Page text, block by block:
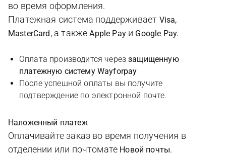
во время оформления.
Платежная система поддерживает Visa,
MasterCard, а такжеApple Pay и Google Pay.
Оплата производится череззащищенную
платежную систему Wayforpay
После успешной оплаты вы получите
подтверждение по электронной почте.
Наложенный платеж
Оплачивайте заказ во время получения в
отделении или почтомате Новой почты.